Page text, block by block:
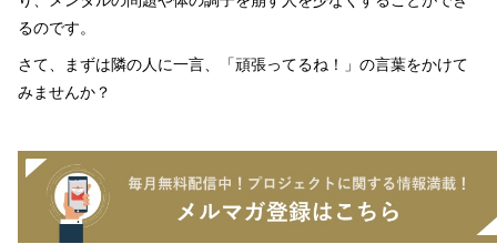
るのです。
さて、まずは隣の人に一言、「頑張ってるね！」の言葉をかけて
みませんか？